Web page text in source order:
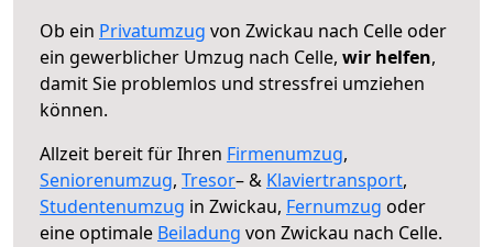
Ob ein Privatumzug von Zwickau nach Celle oder
ein gewerblicher Umzug nach Celle, wir helfen,
damit Sie problemlos und stressfrei umziehen
können.
Allzeit bereit für Ihren Firmenumzug,
Seniorenumzug, Tresor– & Klaviertransport,
Studentenumzug in Zwickau, Fernumzug oder
eine optimale Beiladung von Zwickau nach Celle.